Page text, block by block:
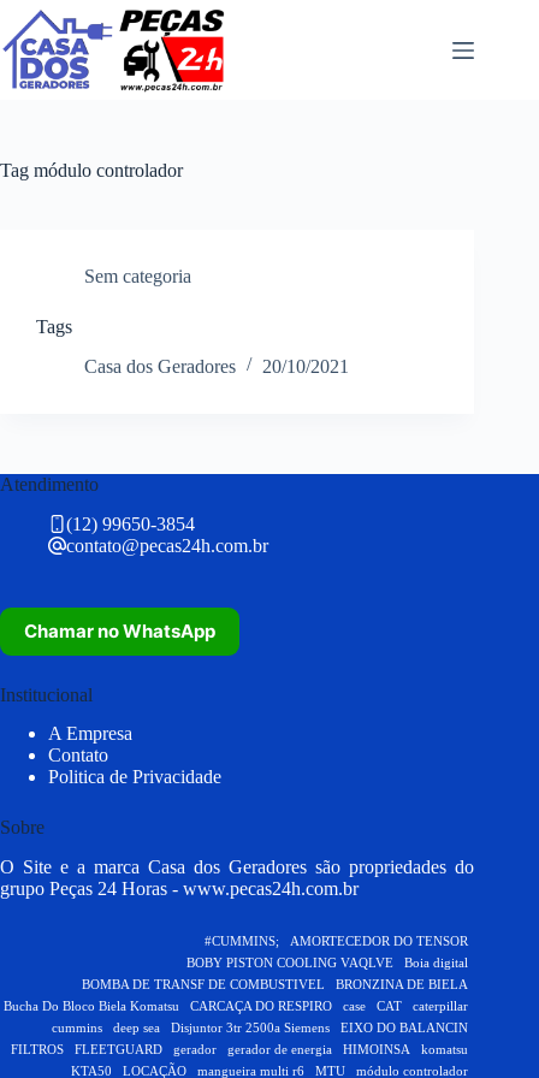
Pular
para
o
conteúdo
Tag módulo controlador
Sem categoria
Tags
Casa dos Geradores
20/10/2021
Atendimento
(12) 99650-3854
contato@pecas24h.com.br
Chamar no WhatsApp
Institucional
A Empresa
Contato
Politica de Privacidade
Sobre
O Site e a marca Casa dos Geradores são propriedades do
grupo Peças 24 Horas - www.pecas24h.com.br
#CUMMINS;
AMORTECEDOR DO TENSOR
BOBY PISTON COOLING VAQLVE
Boia digital
BOMBA DE TRANSF DE COMBUSTIVEL
BRONZINA DE BIELA
Bucha Do Bloco Biela Komatsu
CARCAÇA DO RESPIRO case CAT
caterpillar
cummins
deep sea Disjuntor 3tr 2500a Siemens
EIXO DO BALANCIN
FILTROS
FLEETGUARD gerador gerador de energia HIMOINSA
komatsu
KTA50
LOCAÇÃO mangueira multi r6 MTU módulo controlador